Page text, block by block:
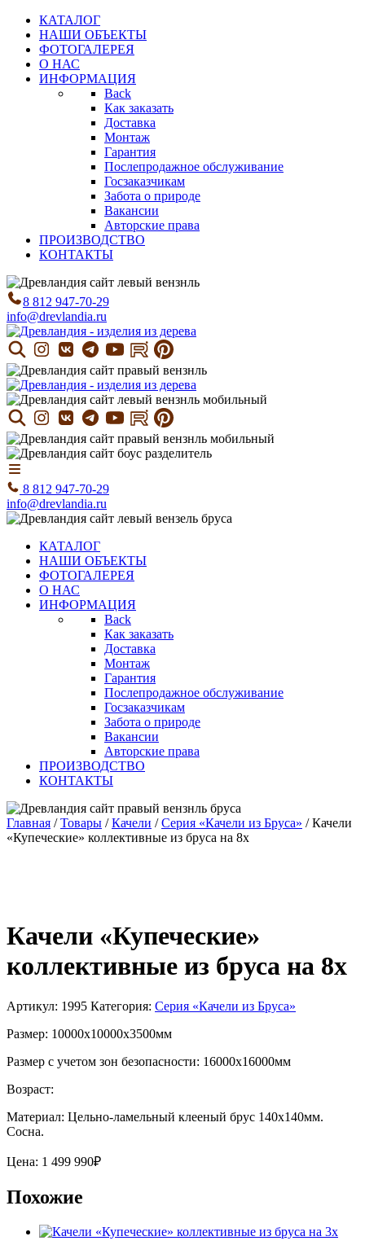
КАТАЛОГ
НАШИ ОБЪЕКТЫ
ФОТОГАЛЕРЕЯ
О НАС
ИНФОРМАЦИЯ
Back
Как заказать
Доставка
Монтаж
Гарантия
Послепродажное обслуживание
Госзаказчикам
Забота о природе
Вакансии
Авторские права
ПРОИЗВОДСТВО
КОНТАКТЫ
8 812 947-70-29
info@drevlandia.ru
8 812 947-70-29
info@drevlandia.ru
КАТАЛОГ
НАШИ ОБЪЕКТЫ
ФОТОГАЛЕРЕЯ
О НАС
ИНФОРМАЦИЯ
Back
Как заказать
Доставка
Монтаж
Гарантия
Послепродажное обслуживание
Госзаказчикам
Забота о природе
Вакансии
Авторские права
ПРОИЗВОДСТВО
КОНТАКТЫ
Главная /Товары /Качели /Серия «Качели из Бруса» /Качели
«Купеческие» коллективные из бруса на 8х
Качели «Купеческие»
коллективные из бруса на 8х
Артикул: 1995 Категория: Серия «Качели из Бруса»
Размер: 10000х10000х3500мм
Размер с учетом зон безопасности: 16000х16000мм
Возраст:
Материал: Цельно-ламельный клееный брус 140х140мм.
Сосна.
Цена: 1 499 990₽
Похожие